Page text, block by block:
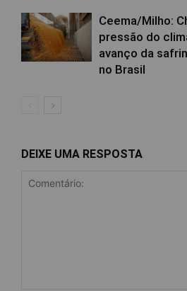
Ceema/Milho:
pressão do
avanço da
no Brasil
DEIXE UMA RESPOSTA